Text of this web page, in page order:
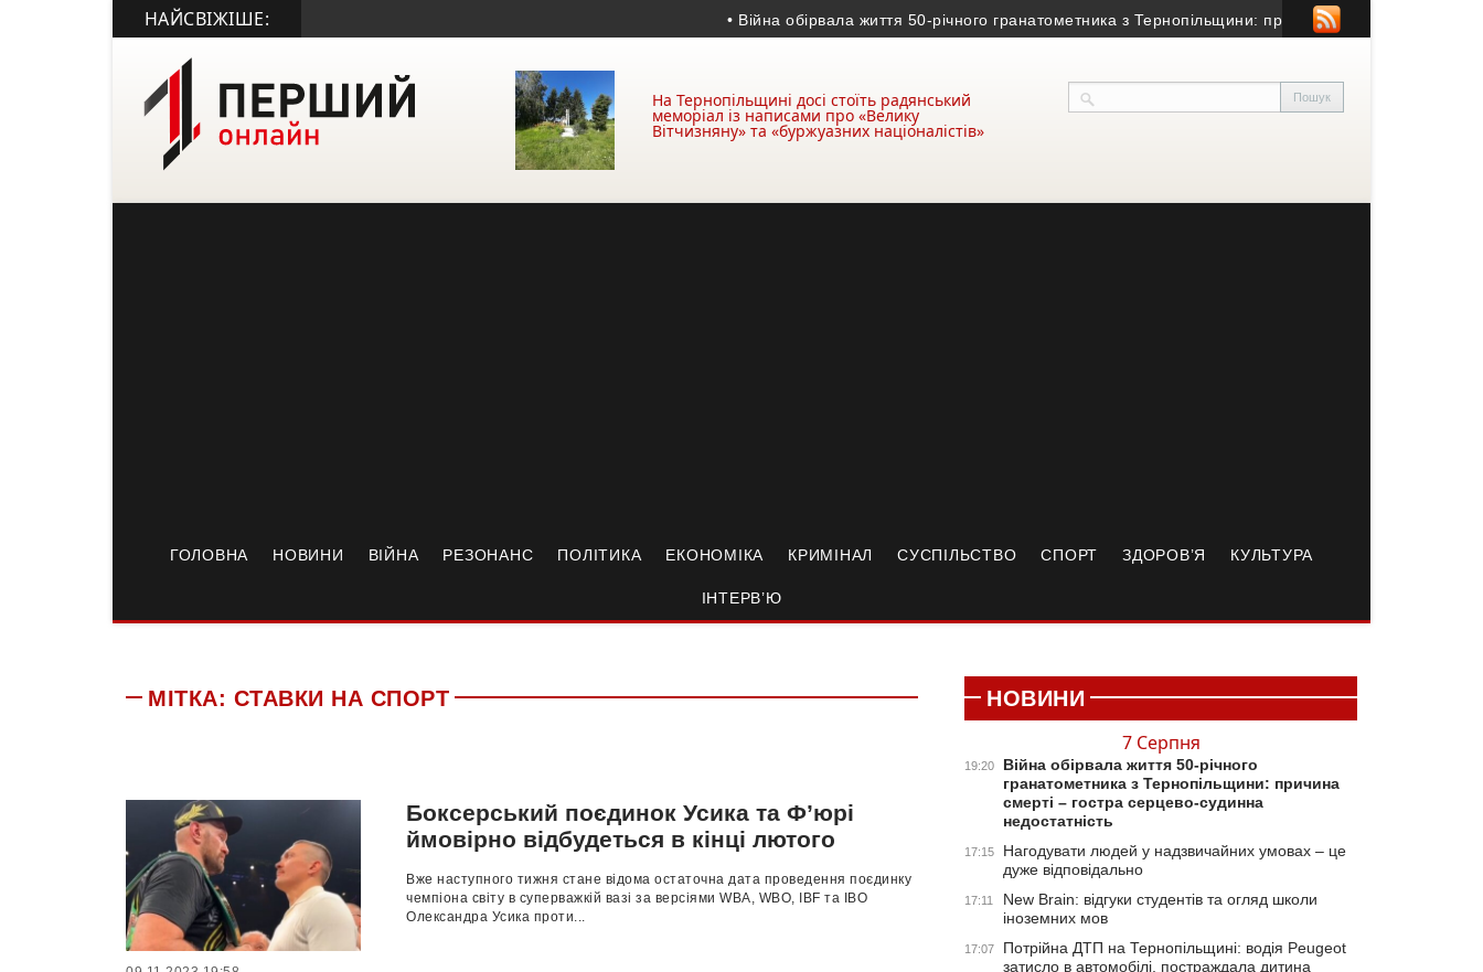
НАЙСВІЖІШЕ: • Війна обірвала життя 50-річного гранатометника з Тернопільщини: причина смерті – гостра
На Тернопільщині досі стоїть радянський
меморіал із написами про «Велику
Вітчизняну» та «буржуазних націоналістів»
ГОЛОВНА НОВИНИ ВІЙНА РЕЗОНАНС ПОЛІТИКА ЕКОНОМІКА КРИМІНАЛ СУСПІЛЬСТВО СПОРТ ЗДОРОВ’Я КУЛЬТУРА
ІНТЕРВ’Ю
МІТКА: СТАВКИ НА СПОРТ
Боксерський поєдинок Усика та Ф’юрі
ймовірно відбудеться в кінці лютого
Вже наступного тижня стане відома остаточна дата проведення поєдинку
чемпіона світу в суперважкій вазі за версіями WBA, WBO, IBF та IBO
Олександра Усика проти...
НОВИНИ
7 Серпня
19:20
Війна обірвала життя 50-річного
гранатометника з Тернопільщини: причина
смерті – гостра серцево-судинна
недостатність
17:15
Нагодувати людей у надзвичайних умовах – це
дуже відповідально
17:11
New Brain: відгуки студентів та огляд школи
іноземних мов
17:07
Потрійна ДТП на Тернопільщині: водія Peugeot
затисло в автомобілі, постраждала дитина